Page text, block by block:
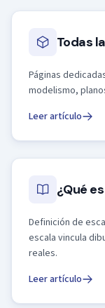
Todas
Páginas
modelismo,
Leer artículo
¿Qué
Definición de
escala vincula
reales.
Leer artículo